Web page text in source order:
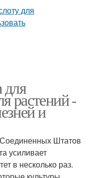
для
растений -
и
Соединенных Штатов
усиливает
в несколько раз.